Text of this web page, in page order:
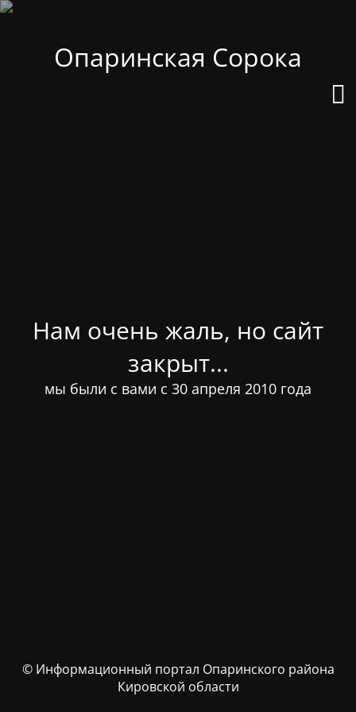
Опаринская Сорока
Нам очень жаль, но сайт
закрыт...
мы были с вами с 30 апреля 2010 года
© Информационный портал Опаринского района
Кировской области